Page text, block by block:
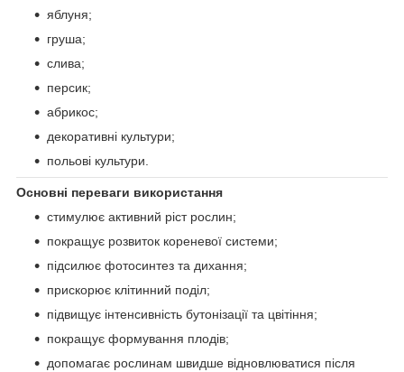
яблуня;
груша;
слива;
персик;
абрикос;
декоративні культури;
польові культури.
Основні переваги використання
стимулює активний ріст рослин;
покращує розвиток кореневої системи;
підсилює фотосинтез та дихання;
прискорює клітинний поділ;
підвищує інтенсивність бутонізації та цвітіння;
покращує формування плодів;
допомагає рослинам швидше відновлюватися після